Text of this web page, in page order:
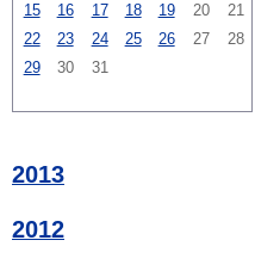
15
16 17 18 19 20
21
22
23 24 25 26 27
28
29
30 31
2013
2012